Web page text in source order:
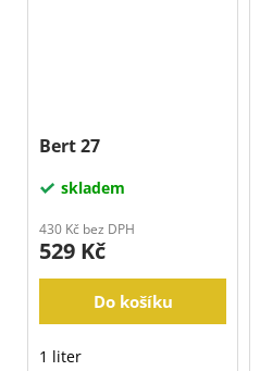
Bert 27
skladem
430 Kč bez DPH
529 Kč
Do košíku
1 liter